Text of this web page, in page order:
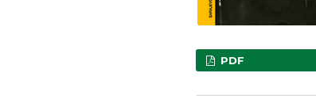
PDF